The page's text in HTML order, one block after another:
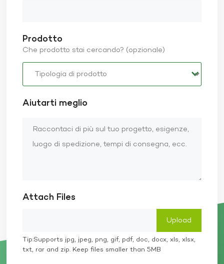
Prodotto
Che prodotto stai cercando? (opzionale)
Aiutarti meglio
Attach Files
Tip:Supports jpg, jpeg, png, gif, pdf, doc, docx, xls, xlsx,
txt, rar and zip. Keep files smaller than 5MB